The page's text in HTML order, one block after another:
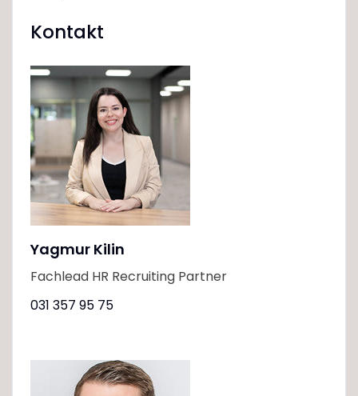
Kontakt
Yagmur Kilin
Fachlead HR Recruiting Partner
031 357 95 75